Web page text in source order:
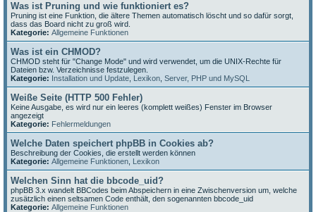
Was ist Pruning und wie funktioniert es?
Pruning ist eine Funktion, die ältere Themen automatisch löscht und so dafür sorgt,
dass das Board nicht zu groß wird.
Kategorie: Allgemeine Funktionen
Was ist ein CHMOD?
CHMOD steht für "Change Mode" und wird verwendet, um die UNIX-Rechte für
Dateien bzw. Verzeichnisse festzulegen.
Kategorie: Installation und Update Lexikon Server, PHP und MySQL
Weiße Seite (HTTP 500 Fehler)
Keine Ausgabe, es wird nur ein leeres (komplett weißes) Fenster im Browser
angezeigt
Kategorie: Fehlermeldungen
Welche Daten speichert phpBB in Cookies ab?
Beschreibung der Cookies, die erstellt werden können
Kategorie: Allgemeine Funktionen Lexikon
Welchen Sinn hat die bbcode_uid?
phpBB 3.x wandelt BBCodes beim Abspeichern in eine Zwischenversion um, welche
zusätzlich einen seltsamen Code enthält, den sogenannten bbcode_uid
Kategorie: Allgemeine Funktionen